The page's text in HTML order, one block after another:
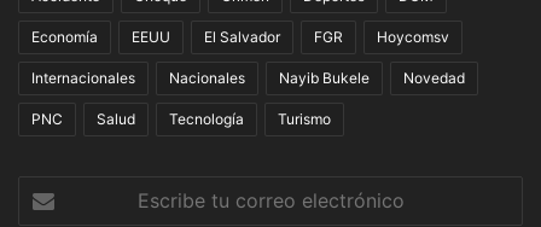
Economía EEUU El Salvador FGR Hoycomsv
Internacionales Nacionales Nayib Bukele Novedad
PNC Salud Tecnología Turismo
tu